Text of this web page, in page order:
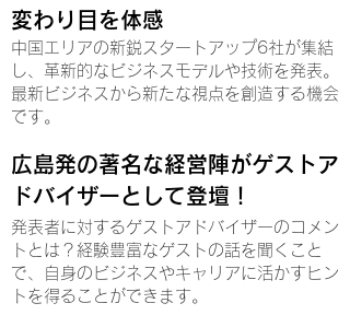
変わり目を体感
中国エリアの新鋭スタートアップ6社が集結
し、革新的なビジネスモデルや技術を発表。
最新ビジネスから新たな視点を創造する機会
です。
広島発の著名な経営陣がゲストア
ドバイザーとして登壇！
発表者に対するゲストアドバイザーのコメン
トとは？経験豊富なゲストの話を聞くこと
で、自身のビジネスやキャリアに活かすヒン
トを得ることができます。